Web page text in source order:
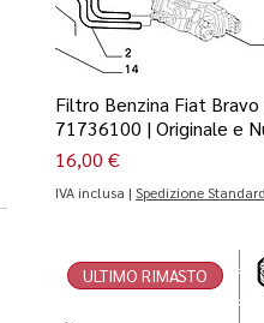
Filtro Benzina Fiat Bravo
71736100 | Originale e
Prezzo
16,00 €
IVA inclusa | Spedizione Standard
ULTIMO RIMASTO